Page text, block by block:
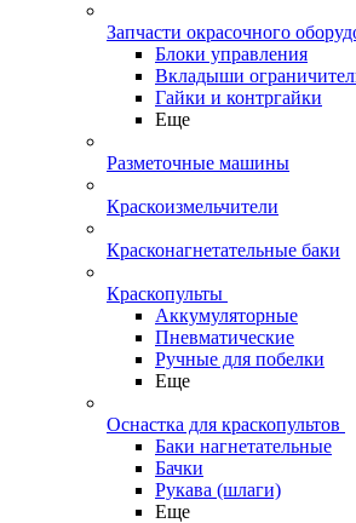
Запчасти окрасочного
Блоки управления
Вкладыши
Гайки и контргайки
Еще
Разметочные машины
Краскоизмельчители
Красконагнетательные баки
Краскопульты
Аккумуляторные
Пневматические
Ручные для побелки
Еще
Оснастка для краскопультов
Баки нагнетательные
Бачки
Рукава (шлаги)
Еще